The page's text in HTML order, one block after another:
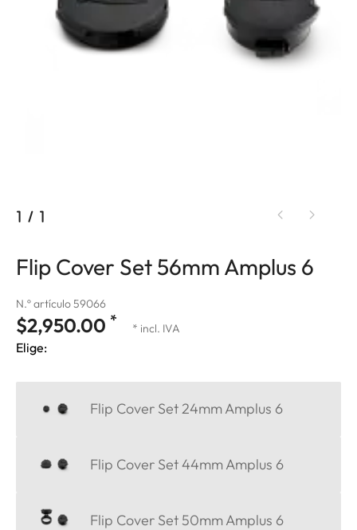
1 / 1
Flip Cover Set 56mm Amplus 6
N.º artículo 59066
$2,950.00 * * incl. IVA
Elige:
Flip Cover Set 24mm Amplus 6
Flip Cover Set 44mm Amplus 6
Flip Cover Set 50mm Amplus 6